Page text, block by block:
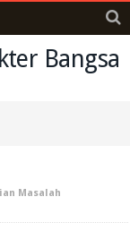
Masalah